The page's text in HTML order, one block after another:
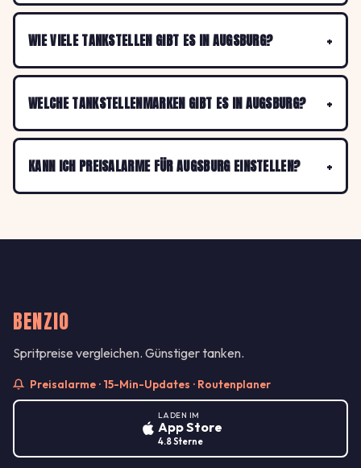
WIE VIELE TANKSTELLEN GIBT ES IN AUGSBURG?
WELCHE TANKSTELLENMARKEN GIBT ES IN AUGSBURG?
KANN ICH PREISALARME FÜR AUGSBURG EINSTELLEN?
BENZIO
Spritpreise vergleichen. Günstiger tanken.
Preisalarme · 15-Min-Updates · Routenplaner
LADEN IM
App Store
4.8 Sterne